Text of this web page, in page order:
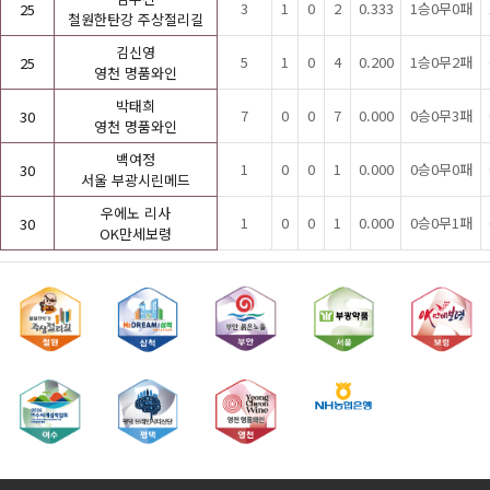
25
철원한탄강 주상절리길
3 1 0 2 0.333 1승0무0패
25
김신영
영천 명품와인
5 1 0 4 0.200 1승0무2패
30
박태희
영천 명품와인
7 0 0 7 0.000 0승0무3패
30
백여정
서울 부광시린메드
1 0 0 1 0.000 0승0무0패
30
우에노 리사
OK만세보령
1 0 0 1 0.000 0승0무1패